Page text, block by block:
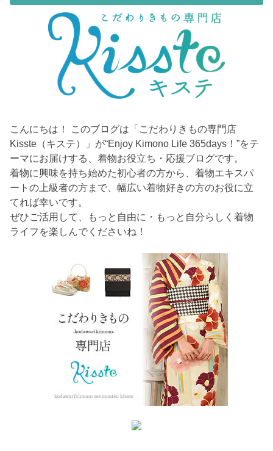
こんにちは！ このブログは「こだわりきもの専門店
Kisste（キステ）」が“Enjoy Kimono Life 365days！”をテ
ーマにお届けする、着物お役立ち・応援ブログです。
着物に興味を持ち始めた初心者の方から、着物エキスパ
ートの上級者の方まで、幅広い着物好きの方のお役に立
てれば幸いです。
ぜひご活用して、もっと自由に・もっと自分らしく着物
ライフを楽しんでくださいね！